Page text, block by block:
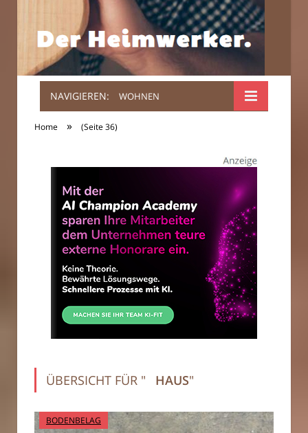
Der
Heimwerker.
NAVIGIEREN: WOHNEN
Home » (Seite 36)
ÜBERSICHT FÜR " HAUS"
BODENBELAG